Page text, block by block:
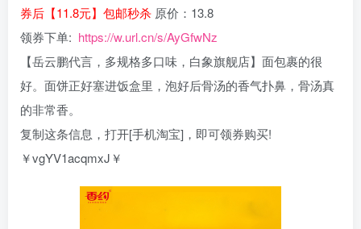
券后【11.8元】包邮秒杀 原价：13.8
领券下单: https://w.url.cn/s/AyGfwNz
【岳云鹏代言，多规格多口味，白象旗舰店】面包裹的很
好。面饼正好塞进饭盒里，泡好后骨汤的香气扑鼻，骨汤真
的非常香。
复制这条信息，打开[手机淘宝]，即可领券购买!
￥vgYV1acqmxJ￥